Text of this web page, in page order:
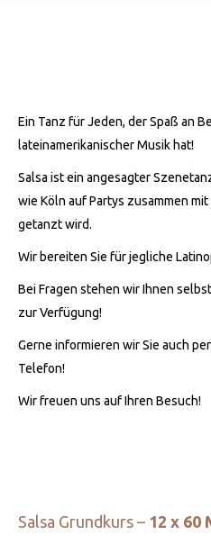
Ein Tanz für Jeden, der Spaß an
lateinamerikanischer Musik hat!
Salsa ist ein angesagter
wie Köln auf Partys zusammen
getanzt wird.
Wir bereiten Sie für jegliche
Bei Fragen stehen wir Ihnen
zur Verfügung!
Gerne informieren wir Sie auch
Telefon!
Wir freuen uns auf Ihren Besuch!
Salsa Grundkurs – 12 x 60